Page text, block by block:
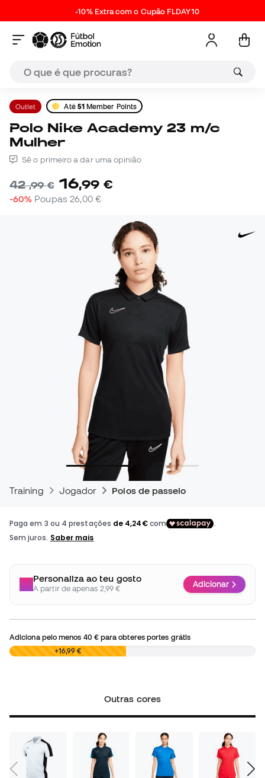
-10% Extra com o Cupão FLDAY10
Outlet Até 51Member Points
Polo Nike Academy 23 m/c
Mulher
Sê o primeiro a dar uma opinião
42,99 € 16,99 €
-60% Poupas 26,00 €
Training Jogador Polos de passeio
Personaliza ao teu gosto
A partir de apenas 2,99 € Adicionar
Adiciona pelo menos 40 €para obteres portes grátis
0,00 € +16,99 €
Outras cores